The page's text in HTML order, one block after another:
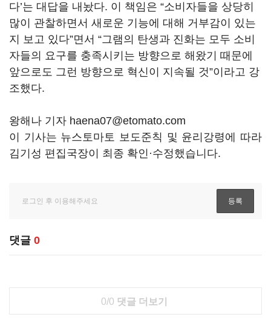
다’는 대답을 내놨다. 이 책임은 “소비자들을 상당히
많이 관찰하면서 새로운 기능에 대해 거부감이 있는
지 보고 있다”면서 “그램의 탄생과 진화는 모두 소비
자들의 요구를 충족시키는 방향으로 해왔기 때문에
앞으로도 그런 방향으로 혁신이 지속될 것”이라고 강
조했다.
왕해나 기자 haena07@etomato.com
이 기사는 뉴스토마토 보도준칙 및 윤리강령에 따라
김기성 편집국장이 최종 확인·수정했습니다.
댓글 0
0/0 댓글 더보기